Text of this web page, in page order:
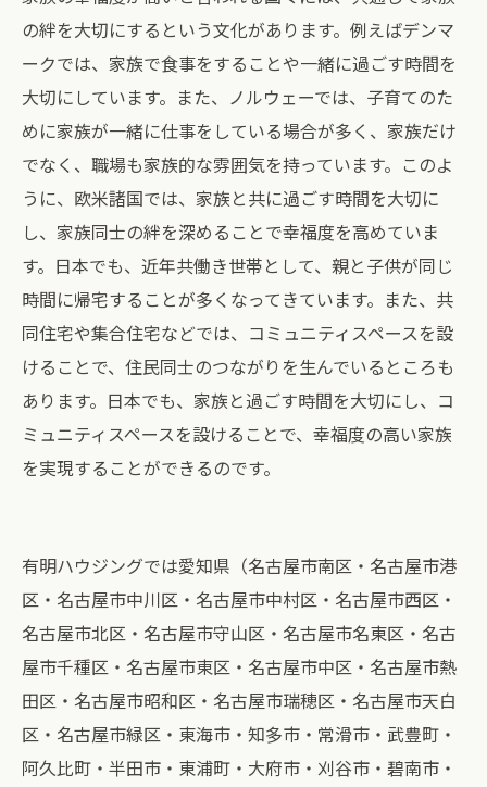
の絆を大切にするという文化があります。例えばデンマ
ークでは、家族で食事をすることや一緒に過ごす時間を
大切にしています。また、ノルウェーでは、子育てのた
めに家族が一緒に仕事をしている場合が多く、家族だけ
でなく、職場も家族的な雰囲気を持っています。このよ
うに、欧米諸国では、家族と共に過ごす時間を大切に
し、家族同士の絆を深めることで幸福度を高めていま
す。日本でも、近年共働き世帯として、親と子供が同じ
時間に帰宅することが多くなってきています。また、共
同住宅や集合住宅などでは、コミュニティスペースを設
けることで、住民同士のつながりを生んでいるところも
あります。日本でも、家族と過ごす時間を大切にし、コ
ミュニティスペースを設けることで、幸福度の高い家族
を実現することができるのです。
有明ハウジングでは愛知県（名古屋市南区・名古屋市港
区・名古屋市中川区・名古屋市中村区・名古屋市西区・
名古屋市北区・名古屋市守山区・名古屋市名東区・名古
屋市千種区・名古屋市東区・名古屋市中区・名古屋市熱
田区・名古屋市昭和区・名古屋市瑞穂区・名古屋市天白
区・名古屋市緑区・東海市・知多市・常滑市・武豊町・
阿久比町・半田市・東浦町・大府市・刈谷市・碧南市・